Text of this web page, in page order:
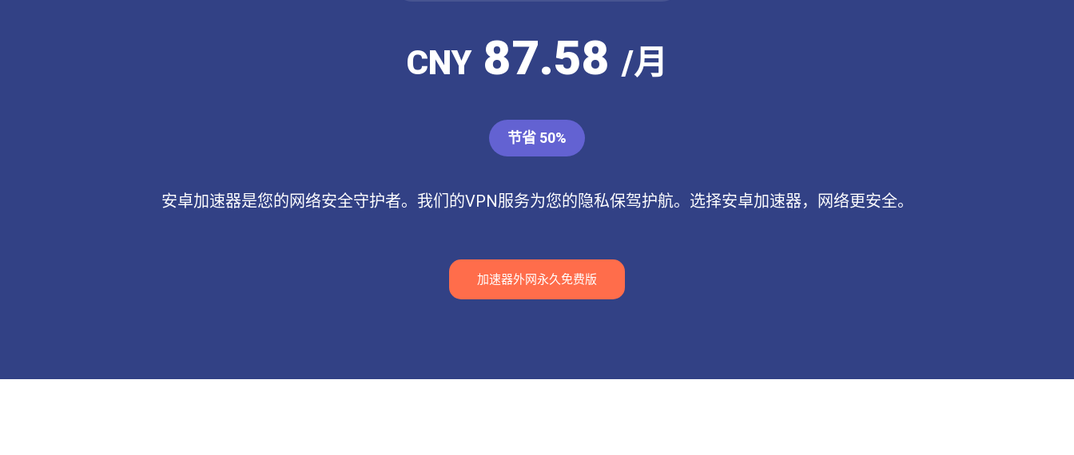
CNY87.58 /月
节省 50%
安卓加速器是您的网络安全守护者。我们的VPN服务为您的隐私保驾护航。选择安卓加速器，网络更安全。
加速器外网永久免费版